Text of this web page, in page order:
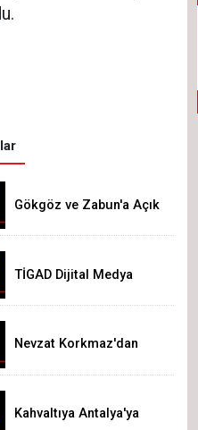
Gökgöz ve Zabun'a Açık
TİGAD Dijital Medya
düzenlenecek
Nevzat Korkmaz'dan
"Siz Hepiniz, Biz Tek"
Kahvaltıya Antalya'ya